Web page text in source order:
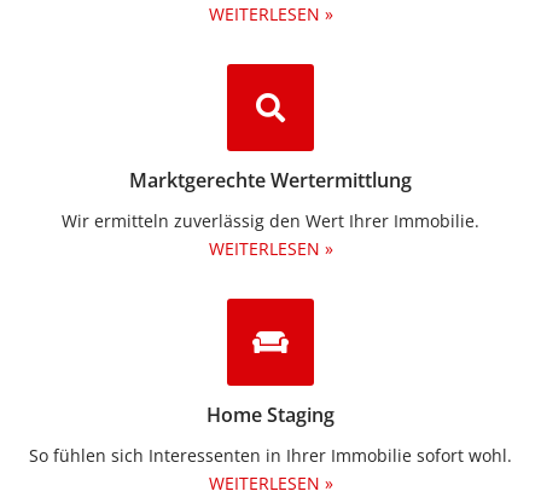
WEITERLESEN »
Marktgerechte Wertermittlung
Wir ermitteln zuverlässig den Wert Ihrer Immobilie.
WEITERLESEN »
Home Staging
So fühlen sich Interessenten in Ihrer Immobilie sofort wohl.
WEITERLESEN »